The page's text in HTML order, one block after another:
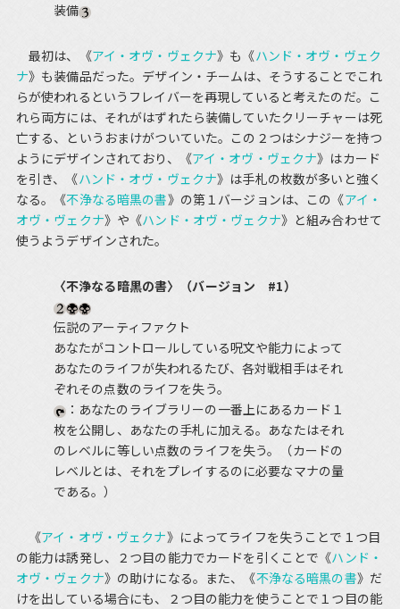
装備
最初は、《アイ・オヴ・ヴェクナ》も《ハンド・オヴ・ヴェク
ナ》も装備品だった。デザイン・チームは、そうすることでこれ
らが使われるというフレイバーを再現していると考えたのだ。こ
れら両方には、それがはずれたら装備していたクリーチャーは死
亡する、というおまけがついていた。この２つはシナジーを持つ
ようにデザインされており、《アイ・オヴ・ヴェクナ》はカード
を引き、《ハンド・オヴ・ヴェクナ》は手札の枚数が多いと強く
なる。《不浄なる暗黒の書》の第１バージョンは、この《アイ・
オヴ・ヴェクナ》や《ハンド・オヴ・ヴェクナ》と組み合わせて
使うようデザインされた。
〈不浄なる暗黒の書〉（バージョン #1）
伝説のアーティファクト
あなたがコントロールしている呪文や能力によって
あなたのライフが失われるたび、各対戦相手はそれ
ぞれその点数のライフを失う。
：あなたのライブラリーの一番上にあるカード１
枚を公開し、あなたの手札に加える。あなたはそれ
のレベルに等しい点数のライフを失う。（カードの
レベルとは、それをプレイするのに必要なマナの量
である。）
《アイ・オヴ・ヴェクナ》によってライフを失うことで１つ目
の能力は誘発し、２つ目の能力でカードを引くことで《ハンド・
オヴ・ヴェクナ》の助けになる。また、《不浄なる暗黒の書》だ
けを出している場合にも、２つ目の能力を使うことで１つ目の能